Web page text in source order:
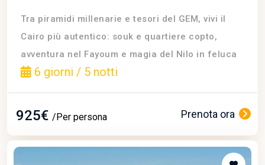
Tra piramidi millenarie e tesori del GEM, vivi il
Cairo più autentico: souk e quartiere copto,
avventura nel Fayoum e magia del Nilo in feluca
6 giorni / 5 notti
925€ /Per persona Prenota ora